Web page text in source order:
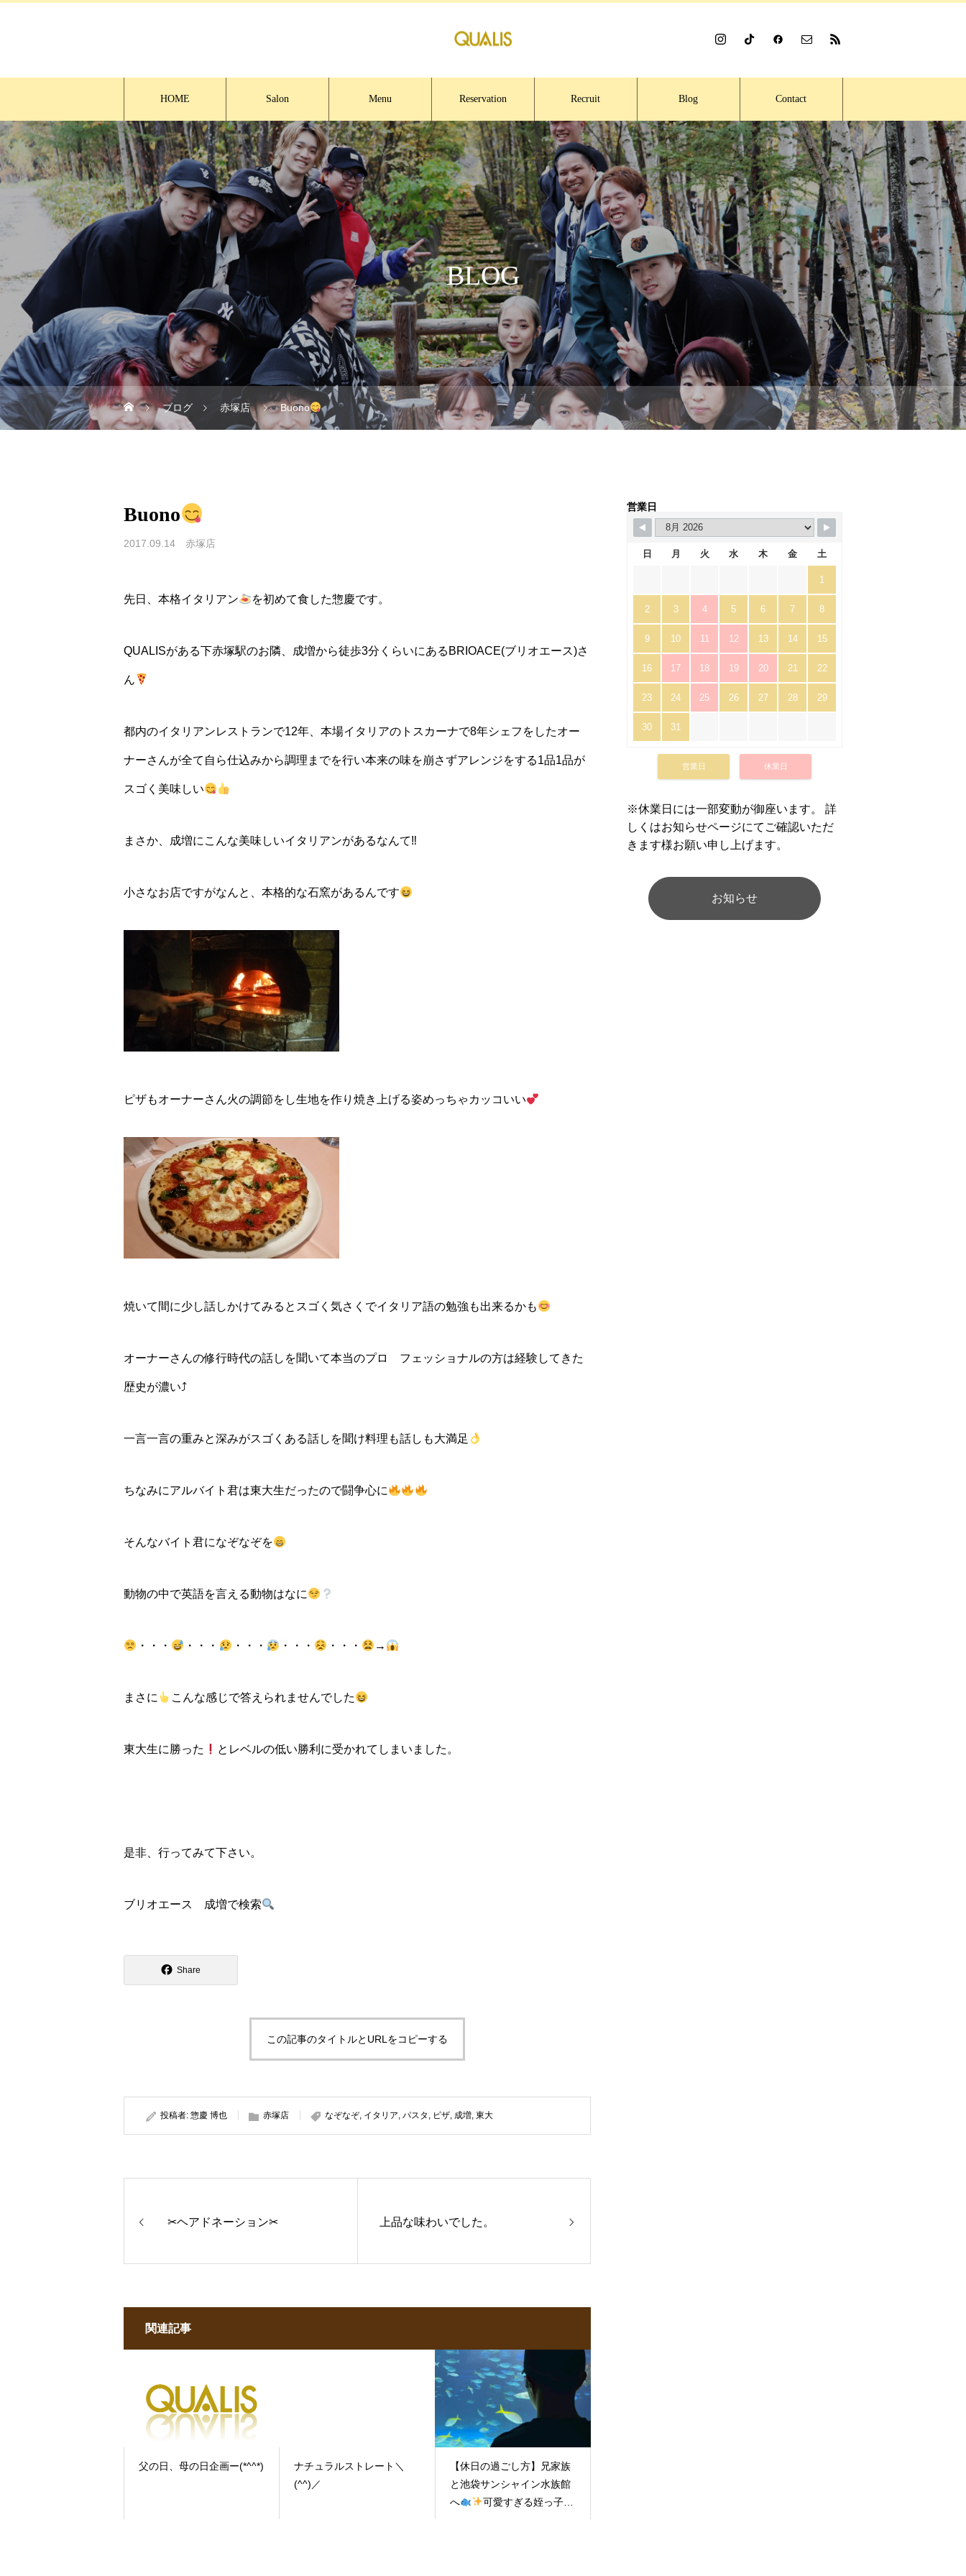
HOME Salon Menu Reservation Recruit Blog Contact
BLOG
ブログ 赤塚店 Buono
Buono
2017.09.14 赤塚店
先日、本格イタリアン を初めて食した惣慶です。
QUALISがある下赤塚駅のお隣、成増から徒歩3分くらいにあるBRIOACE(ブリオエース)さ
ん
都内のイタリアンレストランで12年、本場イタリアのトスカーナで8年シェフをしたオー
ナーさんが全て自ら仕込みから調理までを行い本来の味を崩さずアレンジをする1品1品が
スゴく美味しい
まさか、成増にこんな美味しいイタリアンがあるなんて‼
小さなお店ですがなんと、本格的な石窯があるんです
ピザもオーナーさん火の調節をし生地を作り焼き上げる姿めっちゃカッコいい
焼いて間に少し話しかけてみるとスゴく気さくでイタリア語の勉強も出来るかも
オーナーさんの修行時代の話しを聞いて本当のプロ フェッショナルの方は経験してきた
歴史が濃い⤴
一言一言の重みと深みがスゴくある話しを聞け料理も話しも大満足
ちなみにアルバイト君は東大生だったので闘争心に
そんなバイト君になぞなぞを
動物の中で英語を言える動物はなに
・・・ ・・・ ・・・ ・・・ ・・・ →
まさに こんな感じで答えられませんでした
東大生に勝った とレベルの低い勝利に受かれてしまいました。
是非、行ってみて下さい。
ブリオエース 成増で検索
Share
この記事のタイトルとURLをコピーする
投稿者: 惣慶 博也 赤塚店 なぞなぞ, イタリア, パスタ , ピザ, 成増, 東大
✂︎ヘアドネーション✂︎ 上品な味わいでした。
関連記事
父の日、母の日企画ー(*^^*)
ナチュラルストレート＼
(^^)／
​【休日の過ごし方】兄家族
と池袋サンシャイン水族館
へ
可愛すぎる姪っ子に
営業日
日 月 火 水 木 金 土
1
2 3 4 5 6 7 8
9 10 11 12 13 14 15
16 17 18 19 20 21 22
23 24 25 26 27 28 29
30 31
営業日 休業日
※休業日には一部変動が御座います。 詳
しくはお知らせページにてご確認いただ
きます様お願い申し上げます。
お知らせ